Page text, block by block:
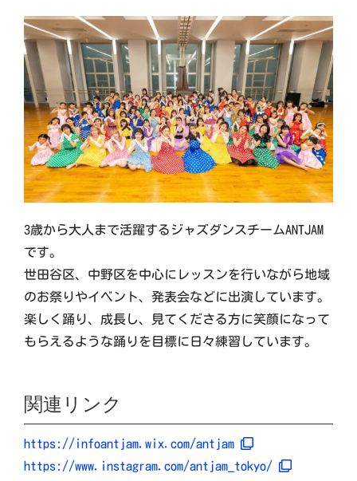
実行委員会について
3歳から大人まで活躍するジャズダンスチームANTJAM
です。
世田谷区、中野区を中心にレッスンを行いながら地域
のお祭りやイベント、発表会などに出演しています。
楽しく踊り、成長し、見てくださる方に笑顔になって
もらえるような踊りを目標に日々練習しています。
関連リンク
https://infoantjam.wix.com/antjam
https://www.instagram.com/antjam_tokyo/